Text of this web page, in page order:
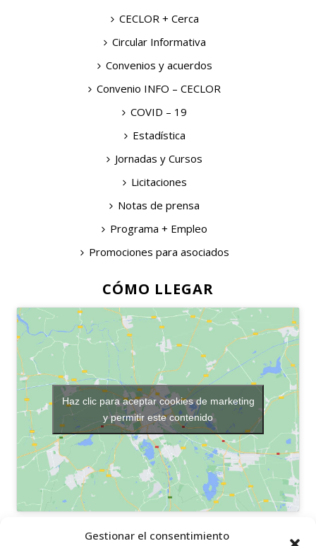
Gestionar el consentimiento
CECLOR + Cerca
Circular Informativa
Convenios y acuerdos
Convenio INFO – CECLOR
COVID – 19
Estadística
Jornadas y Cursos
Licitaciones
Notas de prensa
Programa + Empleo
Promociones para asociados
CÓMO LLEGAR
Haz clic para aceptar cookies de marketing
y permitir este contenido
OTROS ENLACES